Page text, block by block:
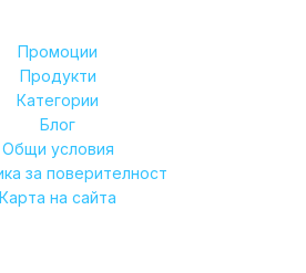
Промоции
Продукти
Категории
Блог
Общи условия
за поверителност
Карта на сайта